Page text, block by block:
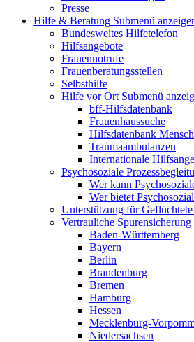
Presse
Hilfe & Beratung Submenü
Bundesweites Hilfetelefon
Hilfsangebote
Frauennotrufe
Frauenberatungsstellen
Selbsthilfe
Hilfe vor Ort Submenü
bff-Hilfsdatenbank
Frauenhaussuche
Hilfsdatenbank
Traumaambulanzen
Internationale
Psychosoziale
Wer kann
Wer bietet
Unterstützung für
Vertrauliche Spurensicherung
Baden-Württemberg
Bayern
Berlin
Brandenburg
Bremen
Hamburg
Hessen
Mecklenburg-
Niedersachsen